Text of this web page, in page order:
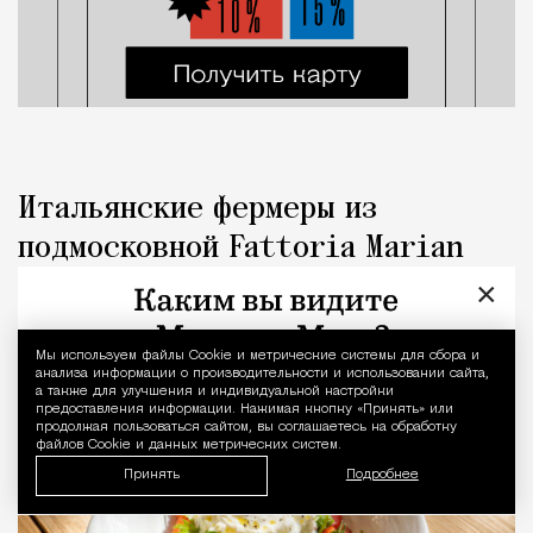
Уведомление
Мы используем файлы Сookie и метрические системы для сбора и
анализа информации о производительности и использовании сайта,
а также для улучшения и индивидуальной настройки
предоставления информации. Нажимая кнопку «Принять» или
продолжая пользоваться сайтом, вы соглашаетесь на обработку
файлов Cookie и данных метрических систем.
Принять Подробнее
Итальянские фермеры из
подмосковной Fattoria Marian
открыли кафе у «Аминьевской», и
это аморе
Рестораны и бары Светлана Кесоян
×